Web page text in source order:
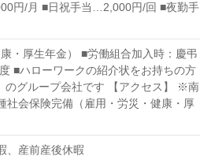
円/月 ■日祝手当…2,000円/回 ■夜勤手
・厚生年金） ■労働組合加入時：慶弔
■ハローワークの紹介状をお持ちの方
のグループ会社です 【アクセス】 ※南
社会保険完備（雇用・労災・健康・厚
、産前産後休暇